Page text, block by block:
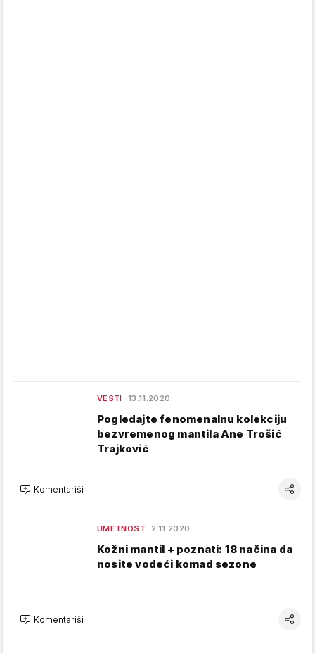
VESTI 13.11.2020.
Pogledajte fenomenalnu kolekciju
bezvremenog mantila Ane Trošić
Trajković
Komentariši
UMETNOST 2.11.2020.
Kožni mantil + poznati: 18 načina da
nosite vodeći komad sezone
Komentariši